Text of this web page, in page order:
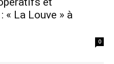
La Louve » à
0